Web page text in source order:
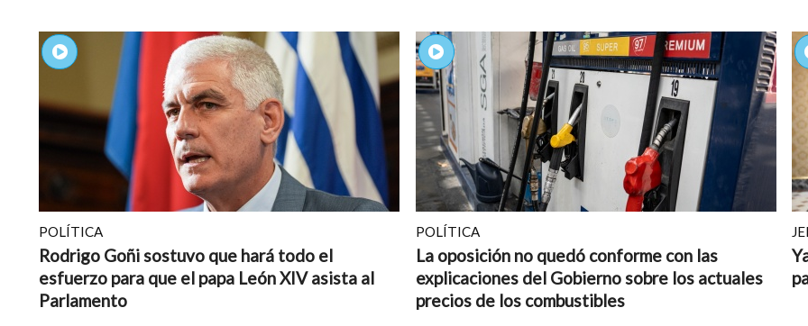
POLÍTICA
Rodrigo Goñi sostuvo que hará todo el
esfuerzo para que el papa León XIV asista al
Parlamento
POLÍTICA
La oposición no quedó conforme con las
explicaciones del Gobierno sobre los actuales
precios de los combustibles